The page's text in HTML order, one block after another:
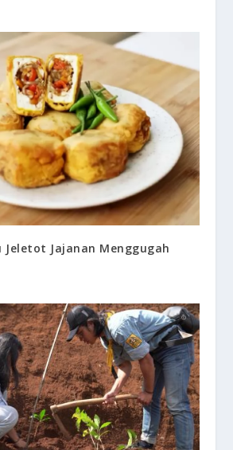
Jeletot Jajanan Menggugah